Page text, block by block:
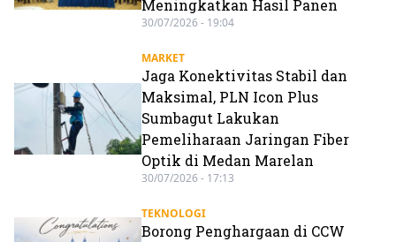
Meningkatkan Hasil Panen
30/07/2026 - 19:04
MARKET
Jaga Konektivitas Stabil dan
Maksimal, PLN Icon Plus
Sumbagut Lakukan
Pemeliharaan Jaringan Fiber
Optik di Medan Marelan
30/07/2026 - 17:13
TEKNOLOGI
Borong Penghargaan di CCW